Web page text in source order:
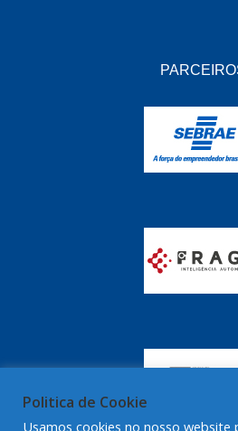
Politica de Cookie
Usamos cookies no nosso